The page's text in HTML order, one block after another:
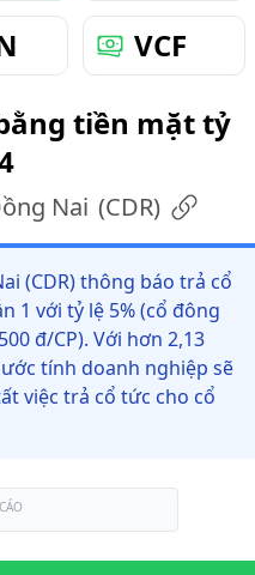
VCF
tiền mặt tỷ
Nai (CDR)
(CDR) thông báo trả cổ
1 với tỷ lệ 5% (cổ đông
đ/CP). Với hơn 2,13
tính doanh nghiệp sẽ
việc trả cổ tức cho cổ